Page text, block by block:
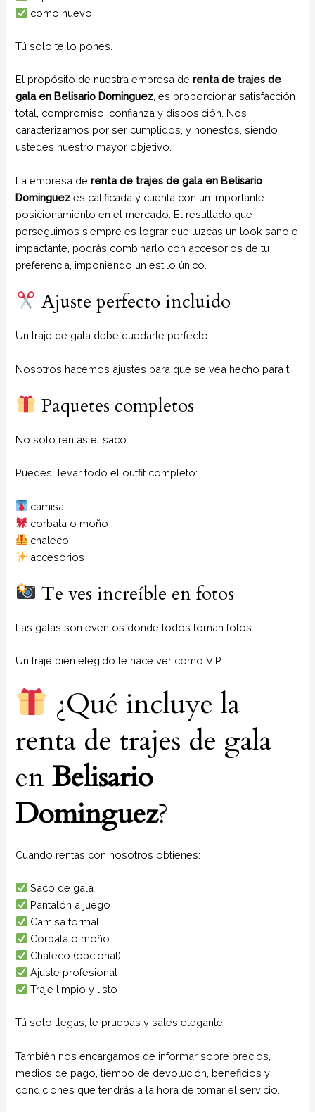
como nuevo
Tú solo te lo pones.
El propósito de nuestra empresa derenta de trajes de
gala en Belisario Dominguez, es proporcionar satisfacción
total, compromiso, confianza y disposición. Nos
caracterizamos por ser cumplidos, y honestos, siendo
ustedes nuestro mayor objetivo.
La empresa derenta de trajes de gala en Belisario
Dominguez es calificada y cuenta con un importante
posicionamiento en el mercado. El resultado que
perseguimos siempre es lograr que luzcas un look sano e
impactante, podrás combinarlo con accesorios de tu
preferencia, imponiendo un estilo único.
Ajuste perfecto incluido
Un traje de gala debe quedarte perfecto.
Nosotros hacemos ajustes para que se vea hecho para ti.
Paquetes completos
No solo rentas el saco.
Puedes llevar todo el outfit completo:
camisa
corbata o moño
chaleco
accesorios
Te ves increíble en fotos
Las galas son eventos donde todos toman fotos.
Un traje bien elegido te hace ver como VIP.
¿Qué incluye la
renta de trajes de gala
enBelisario
Dominguez?
Cuando rentas con nosotros obtienes:
Saco de gala
Pantalón a juego
Camisa formal
Corbata o moño
Chaleco (opcional)
Ajuste profesional
Traje limpio y listo
Tú solo llegas, te pruebas y sales elegante.
También nos encargamos de informar sobre precios,
medios de pago, tiempo de devolución, beneficios y
condiciones que tendrás a la hora de tomar el servicio.